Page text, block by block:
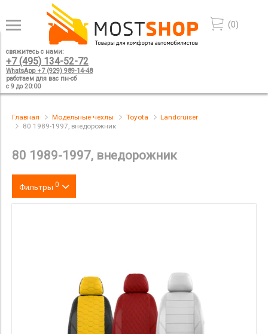
(0)
свяжитесь с нами:
+7 (495) 134-52-72
WhatsApp +7 (929) 989-14-48
работаем для вас пн-сб
с 9 до 20:00
Главная Модельные чехлы Toyota
Landcruiser
80 1989-1997, внедорожник
80 1989-1997, внедорожник
Фильтры 0
Категория Avito
Страна происхождения